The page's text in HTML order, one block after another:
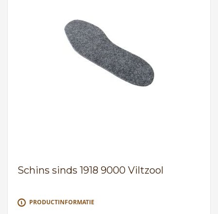
Schins sinds 1918 9000 Viltzool
PRODUCTINFORMATIE